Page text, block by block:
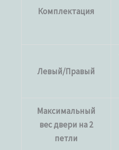
Комплектация
Левый/Правый
Максимальный
вес двери на 2
петли